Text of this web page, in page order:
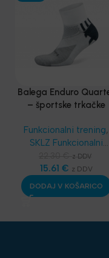
Balega Enduro
– športske trkačke
Funkcionalni trening,
SKLZ Funkcionalni
Dodatna
oprema ,Športske
bandaže -
trakice
Najnovejša
z DDV
15.61 € z DDV
DODAJ V KOŠARICO